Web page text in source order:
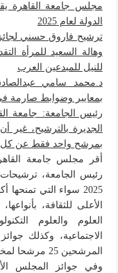
الدولة لعام 2025
ترشيح فاروق حسني
وهالة السعيد للمرأة
للنيل للمبدعين العرب
د.محمد سامي
بمعايير وضوابط صارمة
رئيس الجامعة: جامعة
الجديرة بالترشيح، غير أن
بمرشح واحد فقط عن كل
أقر مجلس جامعة
رئيس الجامعة، ترشيحات
2025 سواء التي تمنحها
الأعلى للثقافة،
العلوم والعلوم
الاجتماعية، وكذلك
المرشحين 25 مرشحا لمختلف الجوائز.
وفي جوائز المجلس